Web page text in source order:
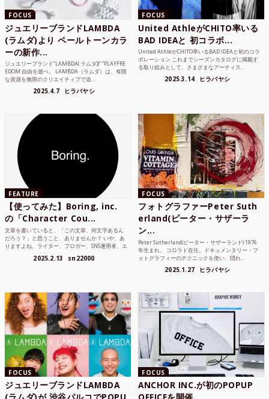
FOCUS
ジュエリーブランドLAMBDA
(ラムダ)より ペールトーンカラ
ーの新作...
ジュエリーブランド“LAMBDA( ラムダ))” “PLAYFRE
EDOM 自由を遊べ。 LAMBDA（ラムダ）は、有限
な資源を無限のクリエイティブで追...
2025.4.7 ヒラバヤシ
FOCUS
United AthleがCHITO率いる
BAD IDEAと 初コラボ...
United AthleがCHITO率いるBAD IDEAと初のコラ
ボレーション これまでシーズンカタログに掲載す
る取り組みとして、さまざまなアーティス...
2025.3.14 ヒラバヤシ
FEATURE
【使ってみた】Boring, inc.
の「Character Cou...
文章を書いていると、「この文章、何文字あるん
だろう？」と思うこと、ありませんか？ いや、あ
りますよね。ライター、ブロガー、SNS運用者、エ
2025.2.13 sn22000
FOCUS
フォトグラファーPeter Suth
erland(ピーター・サザーラ
ン...
Peter Sutherland(ピーター・サザーランド) 1976
年生まれ。 コロラド在住。ドキュメンタリー・フ
ォトグラフィーのテクニックを使い、隠れ...
2025.1.27 ヒラバヤシ
FOCUS
ジュエリーブランドLAMBDA
FOCUS
ANCHOR INC.が初のPOPUP